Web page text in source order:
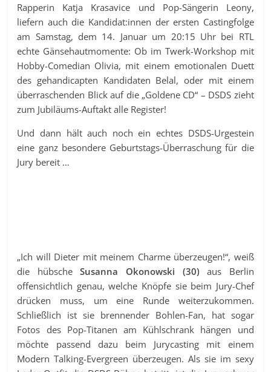
Rapperin Katja Krasavice und Pop-Sängerin Leony,
liefern auch die Kandidat:innen der ersten Castingfolge
am Samstag, dem 14. Januar um 20:15 Uhr bei RTL
echte Gänsehautmomente: Ob im Twerk-Workshop mit
Hobby-Comedian Olivia, mit einem emotionalen Duett
des gehandicapten Kandidaten Belal, oder mit einem
überraschenden Blick auf die „Goldene CD“ – DSDS zieht
zum Jubiläums-Auftakt alle Register!
Und dann hält auch noch ein echtes DSDS-Urgestein
eine ganz besondere Geburtstags-Überraschung für die
Jury bereit …
„Ich will Dieter mit meinem Charme überzeugen!“, weiß
die hübscheSusanna Okonowski (30)aus Berlin
offensichtlich genau, welche Knöpfe sie beim Jury-Chef
drücken muss, um eine Runde weiterzukommen.
Schließlich ist sie brennender Bohlen-Fan, hat sogar
Fotos des Pop-Titanen am Kühlschrank hängen und
möchte passend dazu beim Jurycasting mit einem
Modern Talking-Evergreen überzeugen. Als sie im sexy